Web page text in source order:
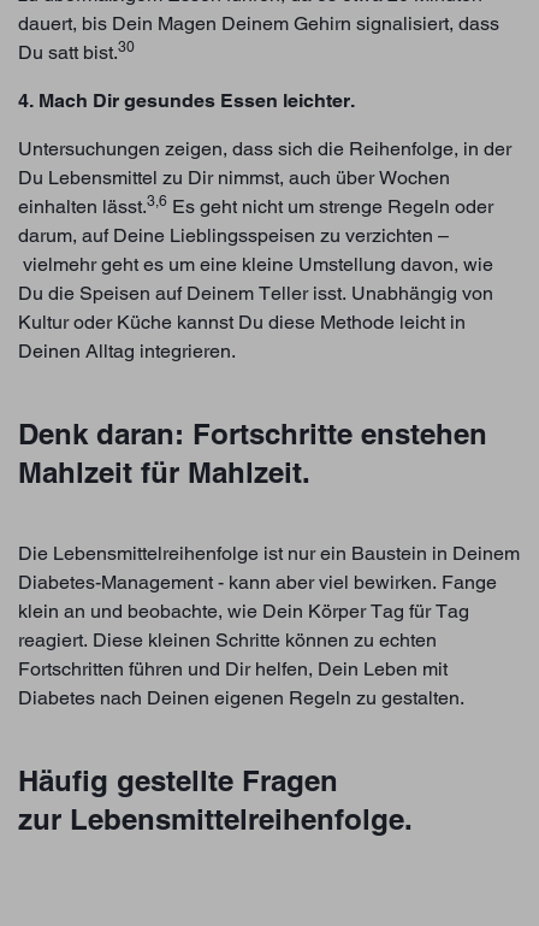
dauert, bis Dein Magen Deinem Gehirn signalisiert, dass
Du satt bist.30
4. Mach Dir gesundes Essen leichter.
Untersuchungen zeigen, dass sich die Reihenfolge, in der
Du Lebensmittel zu Dir nimmst, auch über Wochen
einhalten lässt.3,6 Es geht nicht um strenge Regeln oder
darum, auf Deine Lieblingsspeisen zu verzichten –
vielmehr geht es um eine kleine Umstellung davon, wie
Du die Speisen auf Deinem Teller isst. Unabhängig von
Kultur oder Küche kannst Du diese Methode leicht in
Deinen Alltag integrieren.
Denk daran: Fortschritte enstehen
Mahlzeit für Mahlzeit.
Die Lebensmittelreihenfolge ist nur ein Baustein in Deinem
Diabetes-Management - kann aber viel bewirken. Fange
klein an und beobachte, wie Dein Körper Tag für Tag
reagiert. Diese kleinen Schritte können zu echten
Fortschritten führen und Dir helfen, Dein Leben mit
Diabetes nach Deinen eigenen Regeln zu gestalten.
Häufig gestellte Fragen
zur Lebensmittelreihenfolge.